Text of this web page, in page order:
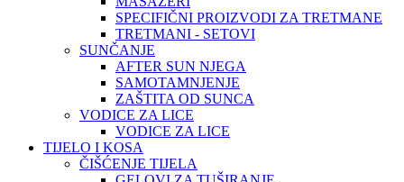
SPECIFIČNI PROIZVODI ZA TRETMANE
TRETMANI - SETOVI
SUNČANJE
AFTER SUN NJEGA
SAMOTAMNJENJE
ZAŠTITA OD SUNCA
VODICE ZA LICE
VODICE ZA LICE
TIJELO I KOSA
ČIŠĆENJE TIJELA